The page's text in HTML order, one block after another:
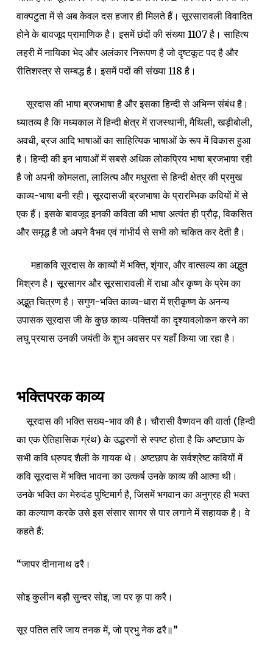
वाक्पटुता में से अब केवल दस हजार ही मिलते हैं। सूरसारावली विवादित
होने के बावजूद प्रामाणिक है। इसमें छंदों की संख्या 1107 है। साहित्य
लहरी में नायिका भेद और अलंकार निरूपण है जो दृष्टकूट पद है और
रीतिशस्त्र से सम्बद्ध है। इसमें पदों की संख्या 118 है।
सूरदास की भाषा ब्रजभाषा है और इसका हिन्दी से अभिन्न संबंध है।
ध्यातव्य है कि मध्यकाल में हिन्दी क्षेत्र में राजस्थानी, मैथिली, खड़ीबोली,
अवधी, ब्रज आदि भाषाओं का साहित्यिक भाषाओं के रूप में विकास हुआ
है। हिन्दी की इन भाषाओं में सबसे अधिक लोकप्रिय भाषा ब्रजभाषा रही
है जो अपनी कोमलता, लालित्य और मधुरता से हिन्दी क्षेत्र की प्रमुख
काव्य-भाषा बनी रही। सूरदासजी ब्रजभाषा के प्रारम्भिक कवियों में से
एक हैं। इसके बावजूद इनकी कविता की भाषा अत्यंत ही प्रौढ़, विकसित
और समृद्ध है जो अपने वैभव एवं गांभीर्य से सभी को चकित कर देती है।
महाकवि सूरदास के काव्यों में भक्ति, शृंगार, और वात्सल्य का अद्भुत
मिश्रण है। सूरसागर और सूरसारावली में राधा और कृष्ण के प्रेम का
अद्भुत चित्रण है। सगुण-भक्ति काव्य-धारा में श्रीकृष्ण के अनन्य
उपासक सूरदास जी के कुछ काव्य-पक्तियों का दृश्यावलोकन करने का
लघु प्रयास उनकी जयंती के शुभ अवसर पर यहाँ किया जा रहा है।
भक्तिपरक काव्य
सूरदास की भक्ति सख्य-भाव की है।चौरासी वैष्णवन की वार्ता(हिन्दी
का एक ऐतिहासिक ग्रंथ) के उद्धरणों से स्पष्ट होता है कि अष्टछाप के
सभी कवि ध्रुपद शैली के गायक थे। अष्टछाप के सर्वश्रेष्ट कवियों में
कवि सूरदास में भक्ति भावना का उत्कर्ष उनके काव्य की आत्मा थी।
उनके भक्ति का मेरुदंड पुष्टिमार्ग है, जिसमें भगवान का अनुग्रह ही भक्त
का कल्याण करके उसे इस संसार सागर से पार लगाने में सहायक है। वे
कहते हैं:
“जापर दीनानाथ ढरै।
सोइ कुलीन बड़ौ सुन्दर सोइ, जा पर कृ पा करै।
सूर पतित तरि जाय तनक में, जो प्रभु नेक ढरै॥”